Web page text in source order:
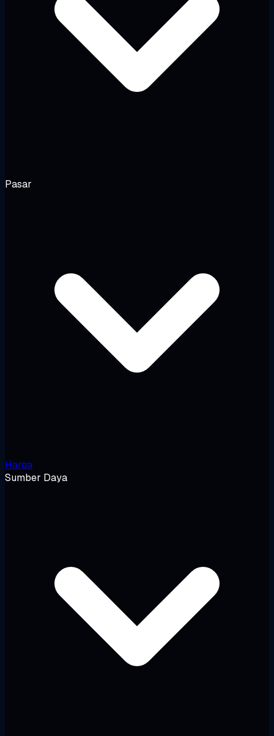
Pasar
Harga
Sumber Daya